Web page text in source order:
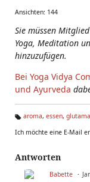
Ansichten: 144
Sie müssen
Yoga, Meditation
hinzuzufügen.
Bei Yoga Vidya
und Ayurveda
g
aroma, essen,
Ich möchte eine E-Mail
Antworten
Babette